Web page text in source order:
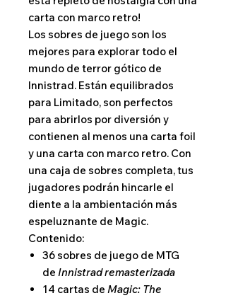
carta con marco retro!
Los sobres de juego son los
mejores para explorar todo el
mundo de terror gótico de
Innistrad. Están equilibrados
para Limitado, son perfectos
para abrirlos por diversión y
contienen al menos una carta foil
y una carta con marco retro. Con
una caja de sobres completa, tus
jugadores podrán hincarle el
diente a la ambientación más
espeluznante de Magic.
Contenido:
36 sobres de juego de MTG
de Innistrad remasterizada
14 cartas de Magic: The